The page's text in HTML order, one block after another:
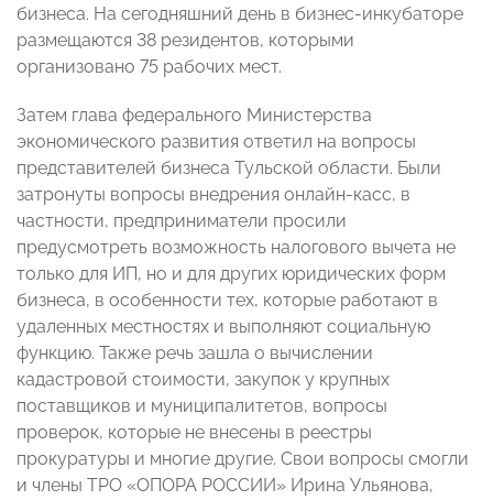
бизнеса. На сегодняшний день в бизнес-инкубаторе
размещаются 38 резидентов, которыми
организовано 75 рабочих мест.
Затем глава федерального Министерства
экономического развития ответил на вопросы
представителей бизнеса Тульской области. Были
затронуты вопросы внедрения онлайн-касс, в
частности, предприниматели просили
предусмотреть возможность налогового вычета не
только для ИП, но и для других юридических форм
бизнеса, в особенности тех, которые работают в
удаленных местностях и выполняют социальную
функцию. Также речь зашла о вычислении
кадастровой стоимости, закупок у крупных
поставщиков и муниципалитетов, вопросы
проверок, которые не внесены в реестры
прокуратуры и многие другие. Свои вопросы смогли
и члены ТРО «ОПОРА РОССИИ» Ирина Ульянова,